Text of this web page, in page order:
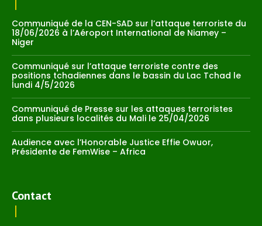
Communiqué de la CEN-SAD sur l’attaque terroriste du
18/06/2026 à l’Aéroport International de Niamey –
Niger
Communiqué sur l’attaque terroriste contre des
positions tchadiennes dans le bassin du Lac Tchad le
lundi 4/5/2026
Communiqué de Presse sur les attaques terroristes
dans plusieurs localités du Mali le 25/04/2026
Audience avec l’Honorable Justice Effie Owuor,
Présidente de FemWise – Africa
Contact